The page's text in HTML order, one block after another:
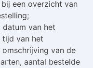
bij een overzicht van
datum van het
tijd van het
omschrijving van de
aantal bestelde